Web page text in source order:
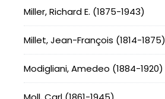
Miller, Richard E. (1875-1943)
Millet, Jean-François (1814-1875)
Modigliani, Amedeo (1884-1920)